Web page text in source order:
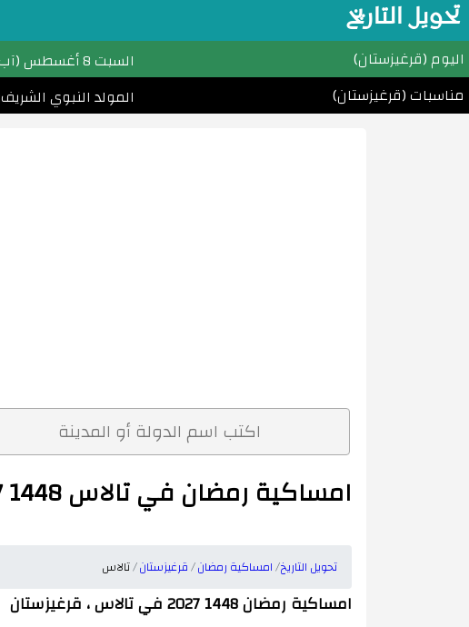
تحويل التاريخ
اليوم (قرغيزستان) السبت 8 أغسطس (آب) 2026م
مناسبات (قرغيزستان)
المولد النبوي الشريف: الثلاثاء 25
امساكية رمضان في تالاس 1448 2027
تحويل التاريخ امساكية رمضان قرغيزستان تالاس
امساكية رمضان 1448 2027 في تالاس ، قرغيزستان